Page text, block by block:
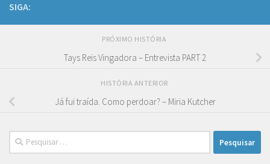
SIGA:
PRÓXIMO HISTÓRIA
Tays Reis Vingadora – Entrevista PART 2
HISTÓRIA ANTERIOR
Já fui traída. Como perdoar? – Miria Kutcher
Pesquisar
por: